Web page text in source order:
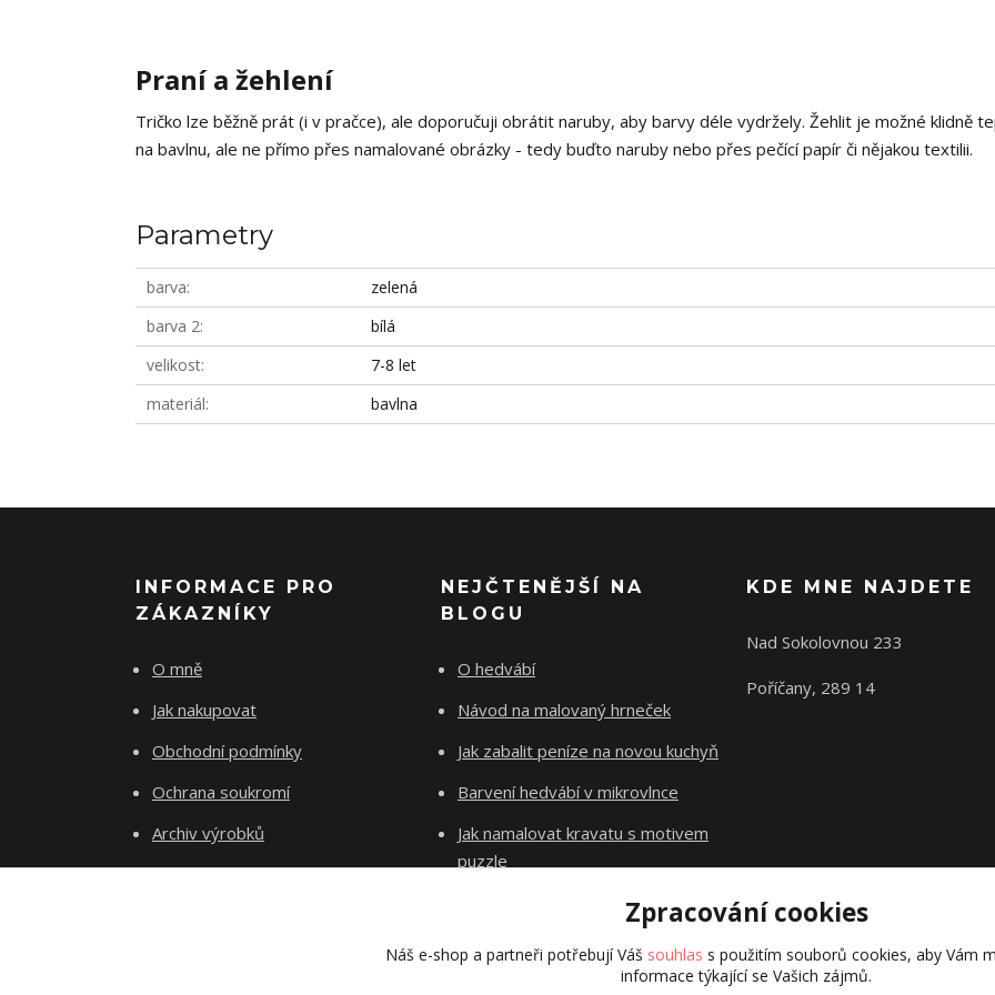
Praní a žehlení
Tričko lze běžně prát (i v pračce), ale doporučuji obrátit naruby, aby barvy déle vydržely. Žehlit je možné klidně
na bavlnu, ale ne přímo přes namalované obrázky - tedy buďto naruby nebo přes pečící papír či nějakou textilii.
Parametry
barva
zelená
barva 2
bílá
velikost
7-8 let
materiál
bavlna
INFORMACE PRO
ZÁKAZNÍKY
O mně
Jak nakupovat
Obchodní podmínky
Ochrana soukromí
Archiv výrobků
Kontakty
NEJČTENĚJŠÍ NA
BLOGU
O hedvábí
Návod na malovaný hrneček
Jak zabalit peníze na novou kuchyň
Barvení hedvábí v mikrovlnce
Jak namalovat kravatu s motivem
puzzle
KDE MNE NAJDETE
Nad Sokolovnou 233
Poříčany, 289 14
Původní stránky
Zpracování cookies
Náš e-shop a partneři potřebují Váš souhlas s použitím souborů cookies, aby Vám
informace týkající se Vašich zájmů.